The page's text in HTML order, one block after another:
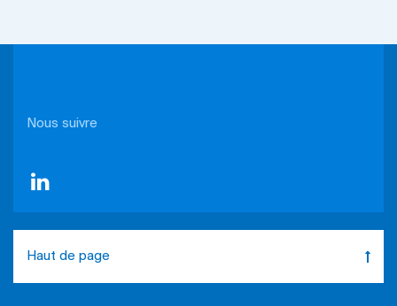
Nous suivre
Haut de page